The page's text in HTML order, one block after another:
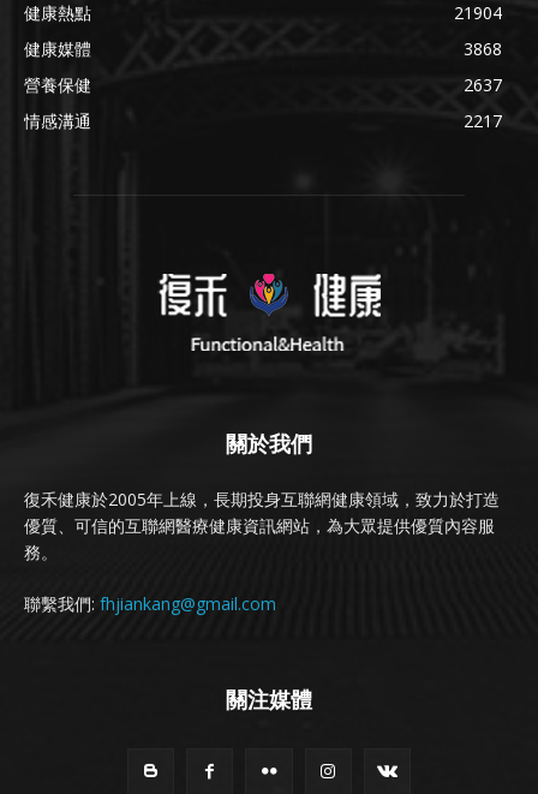
健康熱點
21904
健康媒體
3868
營養保健
2637
情感溝通
2217
關於我們
復禾健康於2005年上線，長期投身互聯網健康領域，致力於打造
優質、可信的互聯網醫療健康資訊網站，為大眾提供優質內容服
務。
聯繫我們: fhjiankang@gmail.com
關注媒體